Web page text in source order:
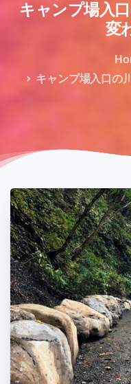
キャンプ場入
変
キャンプ場入口の